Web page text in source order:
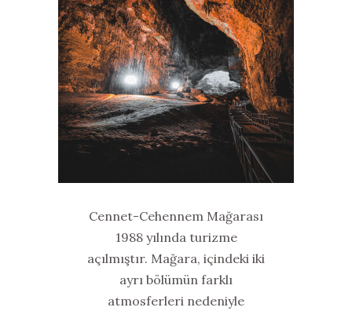
Cennet-Cehennem Mağarası
1988 yılında turizme
açılmıştır. Mağara, içindeki iki
ayrı bölümün farklı
atmosferleri nedeniyle